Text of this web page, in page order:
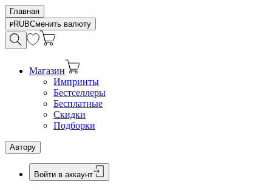
Главная
RUBСменить валюту
Магазин
Импринты
Бестселлеры
Бесплатные
Скидки
Подборки
Автору
Войти в аккаунт